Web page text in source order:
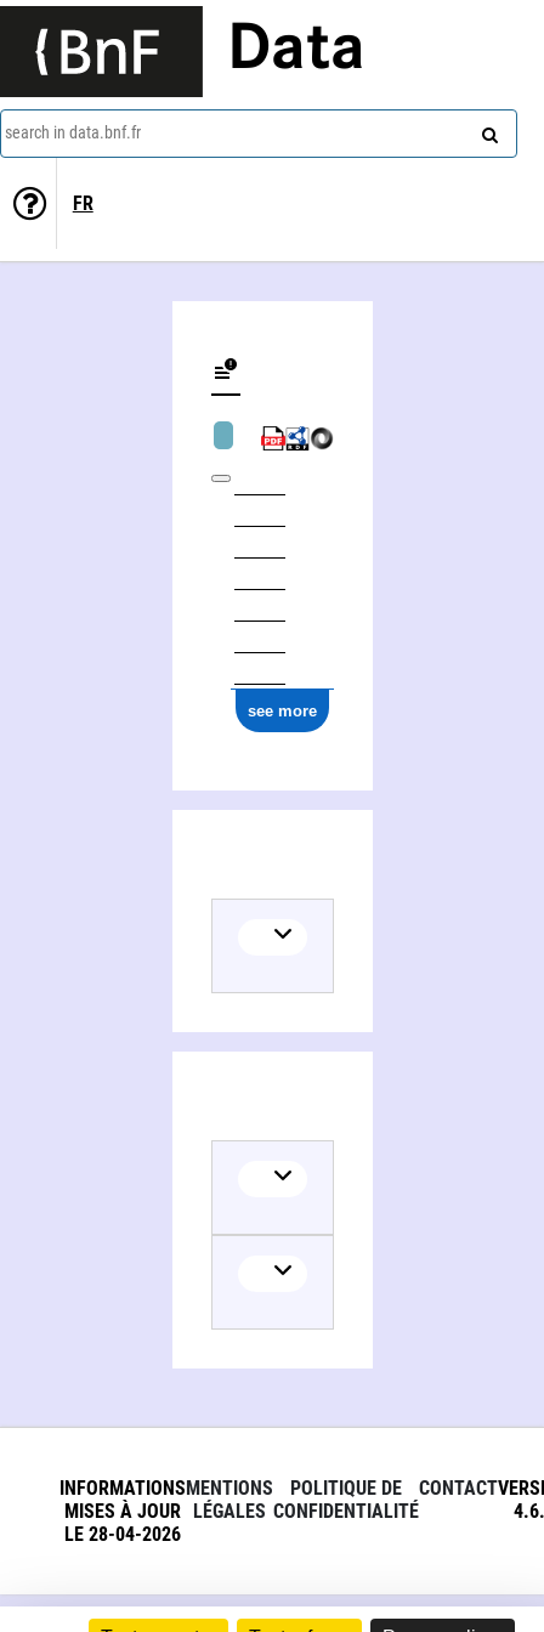
Data
search in data.bnf.fr
FR
see more
INFORMATIONS
MISES À JOUR
LE 28-04-2026
MENTIONS
LÉGALES
POLITIQUE DE
CONFIDENTIALITÉ
CONTACT